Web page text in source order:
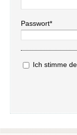
Passwort*
Ich stimme